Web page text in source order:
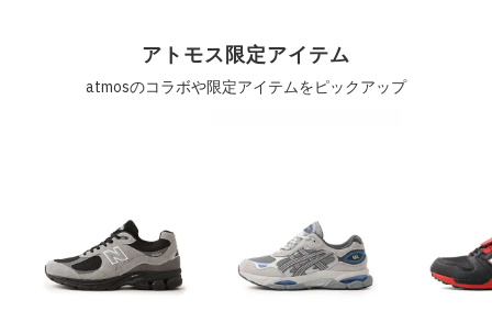
アトモス限定アイテム
atmosのコラボや限定アイテムをピックアップ